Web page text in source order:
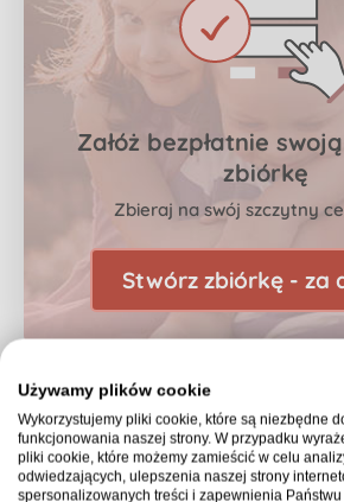
Załóż bezpłatnie
zbiórkę
Zbieraj na swój szczytny
Stwórz zbiórkę - za
Używamy plików cookie
Wykorzystujemy pliki cookie, które są niezbędne
funkcjonowania naszej strony. W przypadku
pliki cookie, które możemy zamieścić w celu
odwiedzających, ulepszenia naszej strony
spersonalizowanych treści i zapewnienia Państwu